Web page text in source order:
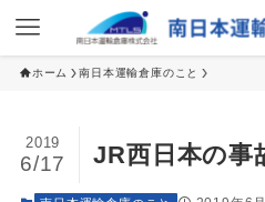
ホーム 南日本運輸倉庫のこと
JR西日本の事
2019
6/17